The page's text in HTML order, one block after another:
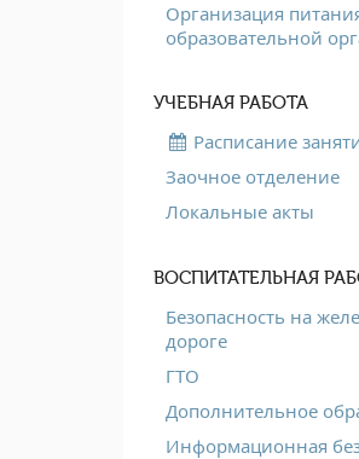
Организация
образовательной
УЧЕБНАЯ РАБОТА
Расписание
Заочное отделение
Локальные акты
ВОСПИТАТЕЛЬНАЯ
Безопасность на
дороге
ГТО
Дополнительное
Информационная